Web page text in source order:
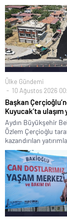
Ülke Gündemi
10 Ağustos 2026
Başkan
Kuyucak’ta ulaşım
Aydın Büyükşehir
Özlem Çerçioğlu
kazandırılan